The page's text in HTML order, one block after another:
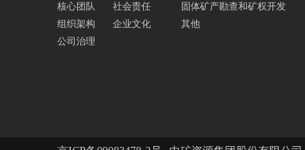
核心团队
组织架构
公司治理
社会责任
企业文化
固体矿产勘查和矿权开发
其他